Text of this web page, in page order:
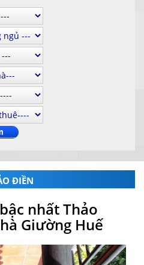
ĐIỀN
nhất Thảo
Giường Huế